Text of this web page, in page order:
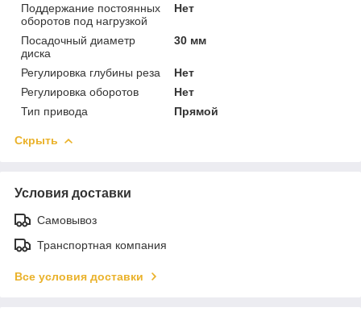
Поддержание постоянных
оборотов под нагрузкой
Нет
Посадочный диаметр
диска
30 мм
Регулировка глубины реза
Нет
Регулировка оборотов
Нет
Тип привода
Прямой
Скрыть
Условия доставки
Самовывоз
Транспортная компания
Все условия доставки